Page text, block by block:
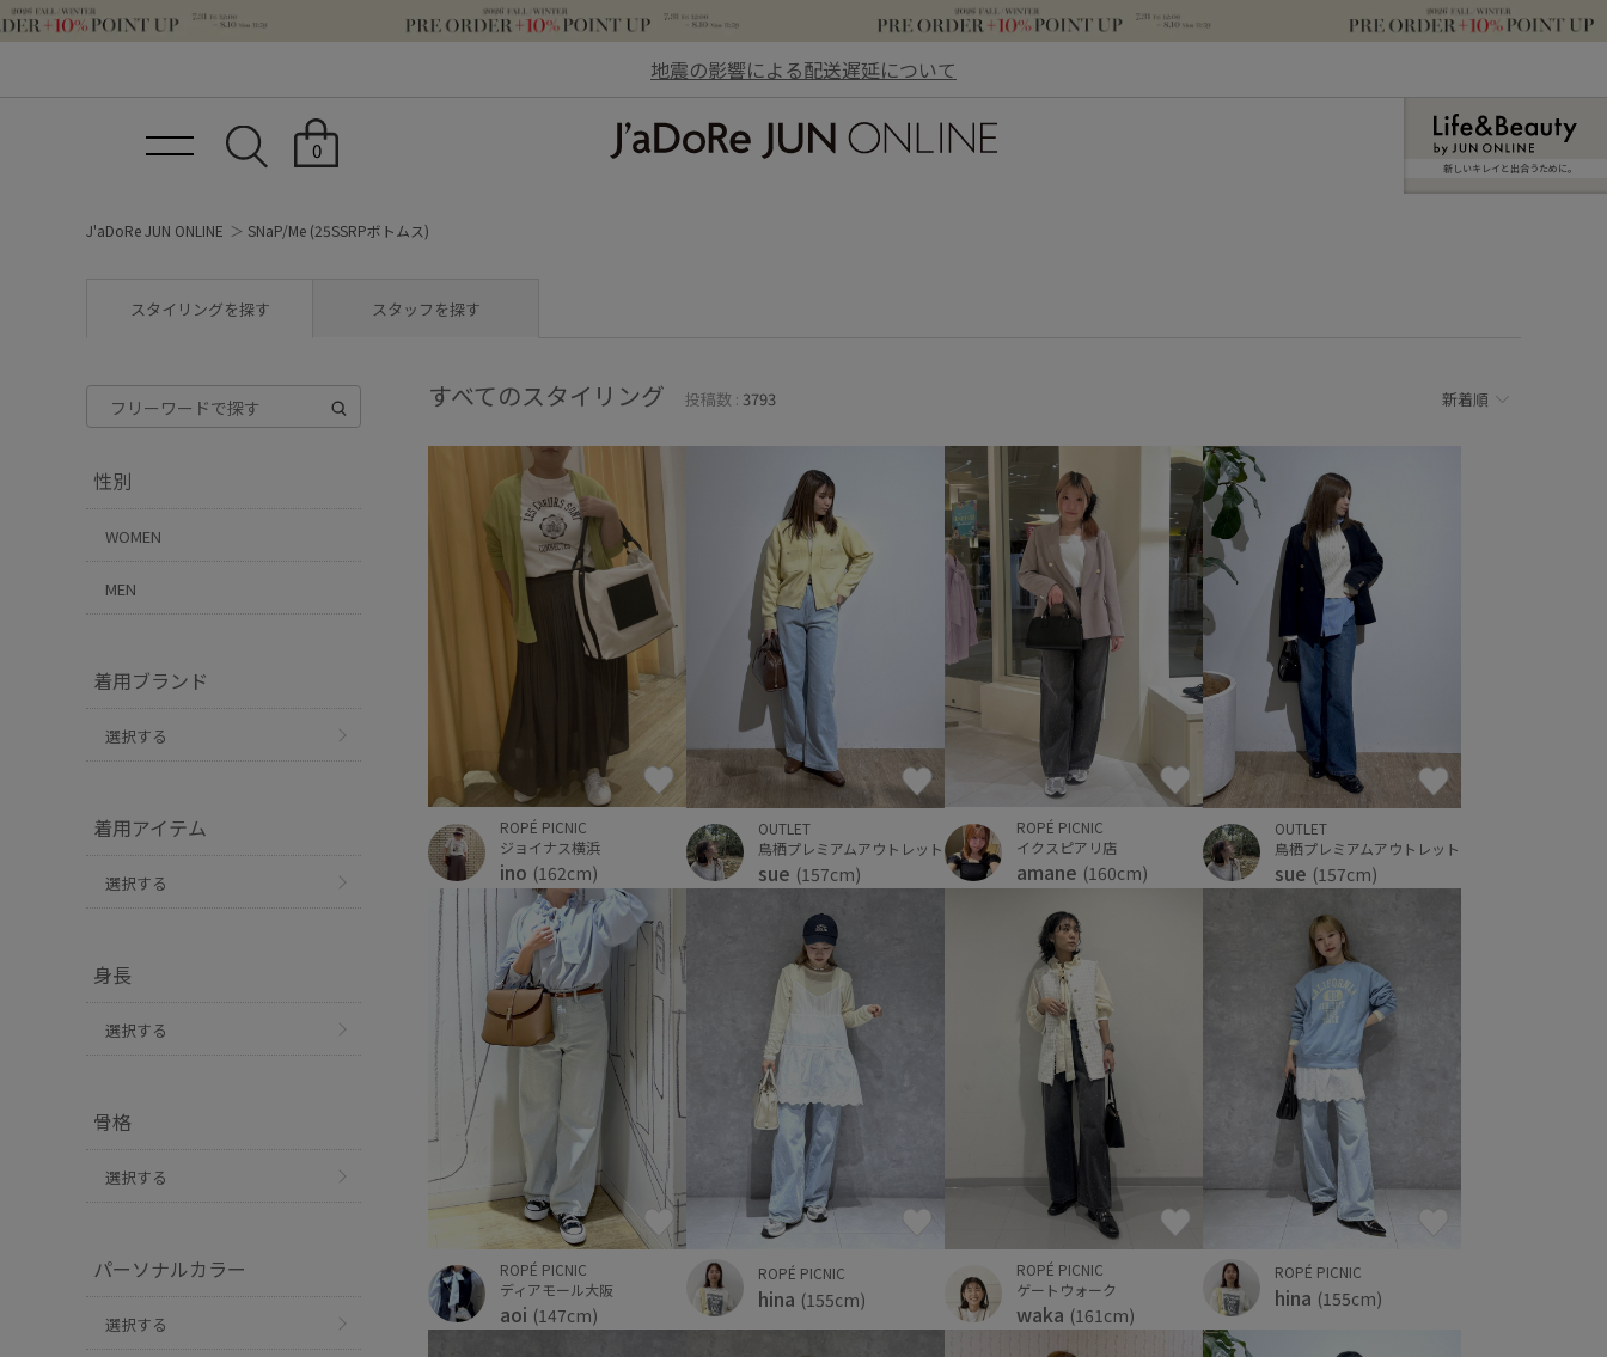
地震の影響による配送遅延について
0
新しいキレイと出合うために。
J'aDoRe JUN ONLINE SNaP/Me (25SSRPボトムス)
スタイリングを探す スタッフを探す
性別
WOMEN
MEN
着用ブランド
選択する
着用アイテム
選択する
身長
選択する
骨格
選択する
パーソナルカラー
選択する
すべてのスタイリング 投稿数 : 3793 新着順
ROPÉ PICNIC
ジョイナス横浜
ino (162cm)
OUTLET
鳥栖プレミアムアウトレット
sue (157cm)
ROPÉ PICNIC
イクスピアリ店
amane (160cm)
OUTLET
鳥栖プレミアムアウトレット
sue (157cm)
ROPÉ PICNIC
ディアモール大阪
aoi (147cm)
ROPÉ PICNIC
hina (155cm)
ROPÉ PICNIC
ゲートウォーク
waka (161cm)
ROPÉ PICNIC
hina (155cm)